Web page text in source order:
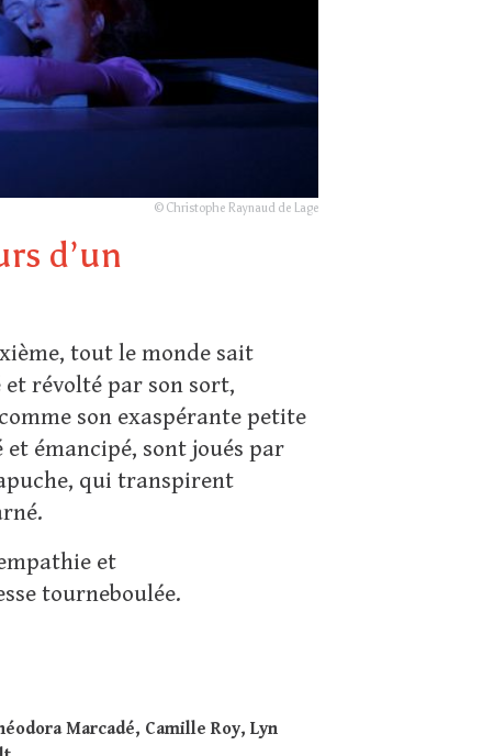
© Christophe Raynaud de Lage
d’un
tout le monde sait
et révolté par son sort,
son exaspérante petite
émancipé, sont joués par
qui transpirent
et
tourneboulée.
Marcadé, Camille Roy, Lyn